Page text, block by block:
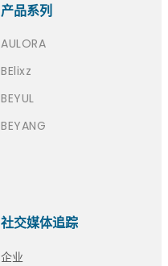
产品系列
AULORA
BElixz
BEYUL
BEYANG
社交媒体追踪
企业